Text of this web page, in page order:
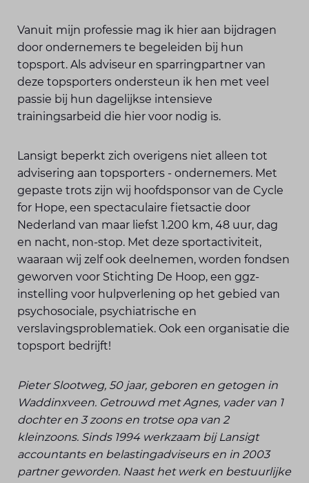
Vanuit mijn professie mag ik hier aan bijdragen
door ondernemers te begeleiden bij hun
topsport. Als adviseur en sparringpartner van
deze topsporters ondersteun ik hen met veel
passie bij hun dagelijkse intensieve
trainingsarbeid die hier voor nodig is.
Lansigt beperkt zich overigens niet alleen tot
advisering aan topsporters - ondernemers. Met
gepaste trots zijn wij hoofdsponsor van de Cycle
for Hope, een spectaculaire fietsactie door
Nederland van maar liefst 1.200 km, 48 uur, dag
en nacht, non-stop. Met deze sportactiviteit,
waaraan wij zelf ook deelnemen, worden fondsen
geworven voor Stichting De Hoop, een ggz-
instelling voor hulpverlening op het gebied van
psychosociale, psychiatrische en
verslavingsproblematiek. Ook een organisatie die
topsport bedrijft!
Pieter Slootweg, 50 jaar, geboren en getogen in
Waddinxveen. Getrouwd met Agnes, vader van 1
dochter en 3 zoons en trotse opa van 2
kleinzoons. Sinds 1994 werkzaam bij Lansigt
accountants en belastingadviseurs en in 2003
partner geworden. Naast het werk en bestuurlijke